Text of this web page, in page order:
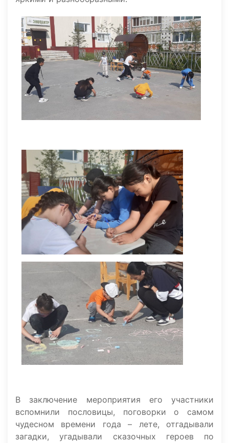
В заключение мероприятия его участники
вспомнили пословицы, поговорки о самом
чудесном времени года – лете, отгадывали
загадки, угадывали сказочных героев по